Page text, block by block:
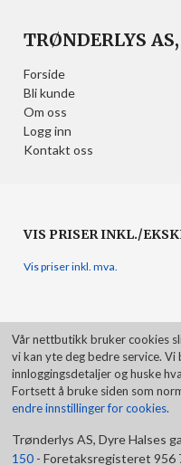
TRØNDERLYS AS,
Forside
Bli kunde
Om oss
Logg inn
Kontakt oss
VIS PRISER INKL./
Vis priser inkl. mva.
Vår nettbutikk bruker cookies
vi kan yte deg bedre service.
innloggingsdetaljer og huske
Fortsett å bruke siden som
endre innstillinger for cookies.
Trønderlys AS, Dyre Halses
150 - Foretaksregisteret 956